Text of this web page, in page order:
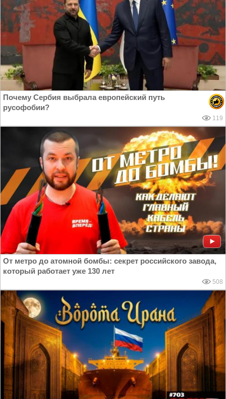
Почему Сербия выбрала европейский путь
русофобии?
119
От метро до атомной бомбы: секрет российского завода,
который работает уже 130 лет
508